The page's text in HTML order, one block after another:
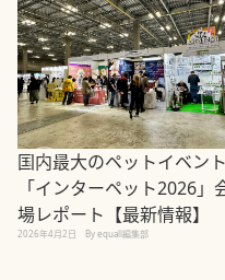
国内最大のペットイベント
「インターペット2026」
場レポート【最新情報】
2026年4月2日 By equall編集部